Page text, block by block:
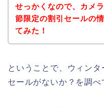
せっかくなので、カメ
節限定の割引セールの
てみた！
ということで、ウィンタ
セールがないか？を調べ